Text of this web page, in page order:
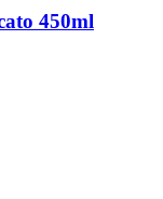
450ml